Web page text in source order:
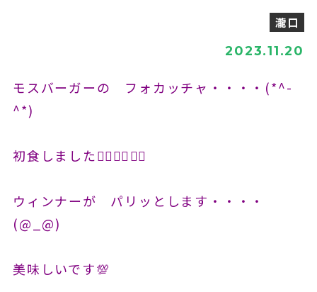
瀧口
2023.11.20
モスバーガーの フォカッチャ・・・・(*^-
^*)
初食しました🕵️‍♀️🕵️‍♀️🕵️‍♀️
ウィンナーが パリッとします・・・・
(@_@)
美味しいです💯